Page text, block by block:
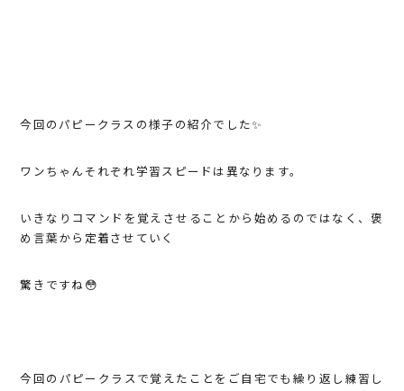
今回のパピークラスの様子の紹介でした✨
ワンちゃんそれぞれ学習スピードは異なります。
いきなりコマンドを覚えさせることから始めるのではなく、褒
め言葉から定着させていく
驚きですね😳
今回のパピークラスで覚えたことをご自宅でも繰り返し練習し